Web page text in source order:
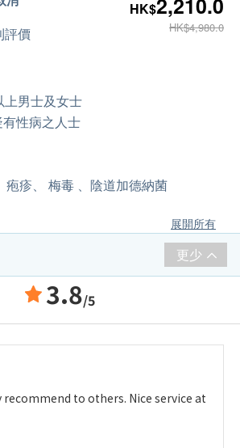
評價
HK$
HK$4,980.0
男士及女士
性病之人士
疱疹、 梅毒 、陰道加德納菌
展開所有
更少
3.8/5
recommend to others. Nice service at